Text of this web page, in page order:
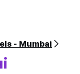
- Mumbai